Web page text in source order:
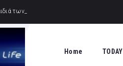
των Ημερήσιων Παιδικών Κατ
Home TODAY